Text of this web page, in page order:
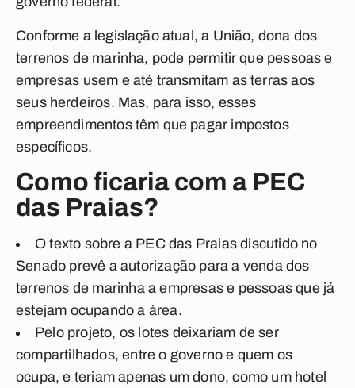
Conforme a legislação atual, a União, dona dos
terrenos de marinha, pode permitir que pessoas e
empresas usem e até transmitam as terras aos
seus herdeiros. Mas, para isso, esses
empreendimentos têm que pagar impostos
específicos.
Como ficaria com a PEC
das Praias?
O texto sobre a PEC das Praias discutido no
Senado prevê a autorização para a venda dos
terrenos de marinha a empresas e pessoas que já
estejam ocupando a área.
Pelo projeto, os lotes deixariam de ser
compartilhados, entre o governo e quem os
ocupa, e teriam apenas um dono, como um hotel